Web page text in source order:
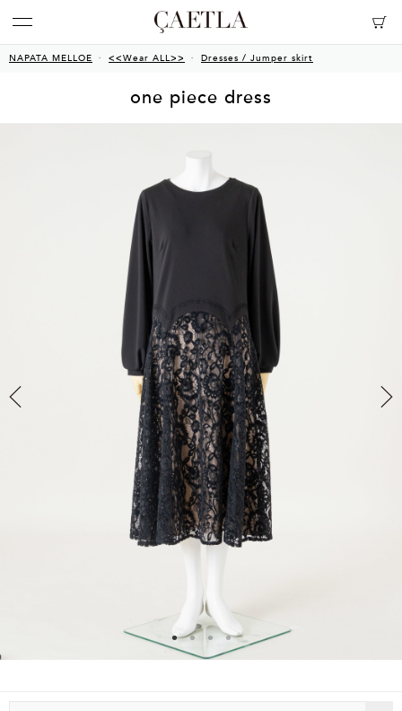
NAPATA MELLOE <<Wear ALL>> Dresses / Jumper skirt
one piece dress